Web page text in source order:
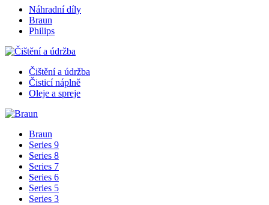
Náhradní díly
Braun
Philips
Čištění a údržba
Čisticí náplně
Oleje a spreje
Braun
Series 9
Series 8
Series 7
Series 6
Series 5
Series 3